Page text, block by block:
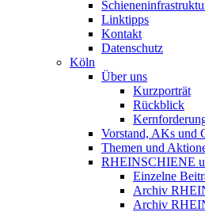
Linktipps
Kontakt
Datenschutz
Köln
Über uns
Kurzporträt
Rückblick
Vorstand, AKs und
Themen und
RHEINSCHIENE
Einzelne
Archiv
Archiv